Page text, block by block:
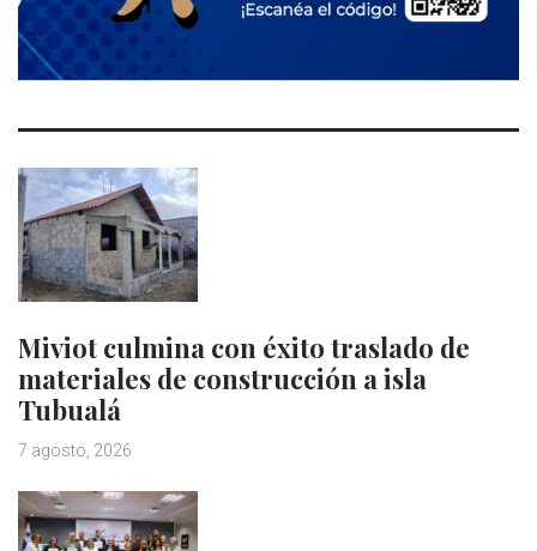
Miviot culmina con éxito traslado de
materiales de construcción a isla
Tubualá
7 agosto, 2026